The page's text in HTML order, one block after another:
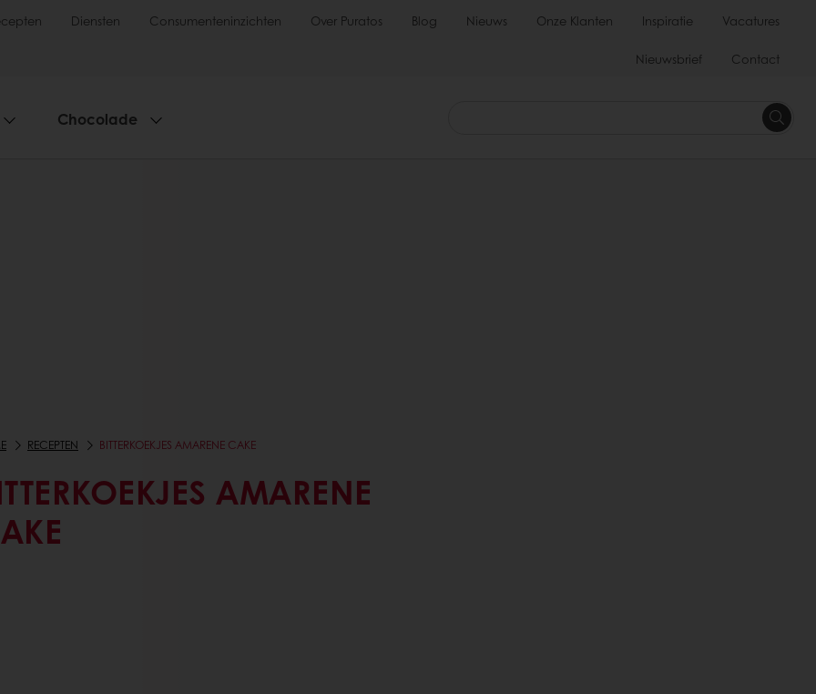
Diensten Consumenteninzichten Over Puratos Blog Nieuws Onze Klanten Inspiratie Vacatures
Nieuwsbrief Contact
Chocolade
RECEPTEN BITTERKOEKJES AMARENE CAKE
AMARENE